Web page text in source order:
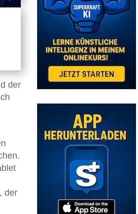
der
der